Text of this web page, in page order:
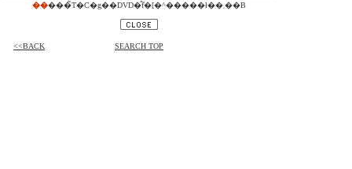
�� ���̃T�C�g��DVD�̂݃f�[�^�����ł��܂��B
<<BACK SEARCH TOP